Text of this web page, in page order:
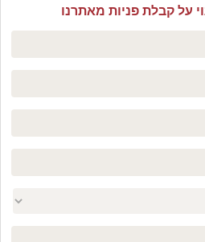
על קבלת פניות מאתרנו